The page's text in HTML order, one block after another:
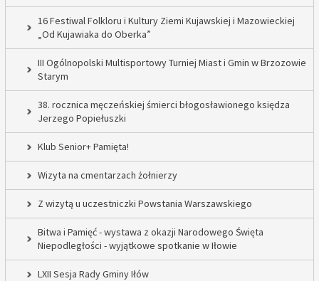
16 Festiwal Folkloru i Kultury Ziemi Kujawskiej i Mazowieckiej
„Od Kujawiaka do Oberka”
III Ogólnopolski Multisportowy Turniej Miast i Gmin w Brzozowie
Starym
38. rocznica męczeńskiej śmierci błogosławionego księdza
Jerzego Popiełuszki
Klub Senior+ Pamięta!
Wizyta na cmentarzach żołnierzy
Z wizytą u uczestniczki Powstania Warszawskiego
Bitwa i Pamięć - wystawa z okazji Narodowego Święta
Niepodległości - wyjątkowe spotkanie w Iłowie
LXII Sesja Rady Gminy Iłów